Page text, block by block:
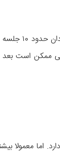
تعداد
اما معمولا